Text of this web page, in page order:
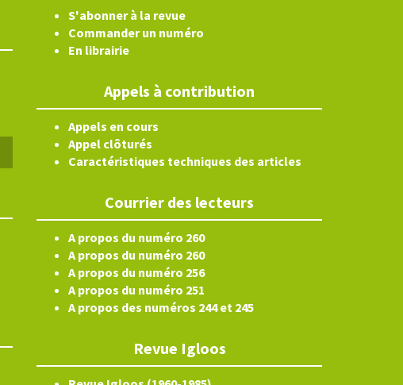
S'abonner à la revue
Commander un numéro
En librairie
Appels à contribution
Appels en cours
Appel clôturés
Caractéristiques techniques des articles
Courrier des lecteurs
A propos du numéro 260
A propos du numéro 260
A propos du numéro 256
A propos du numéro 251
A propos des numéros 244 et 245
Revue Igloos